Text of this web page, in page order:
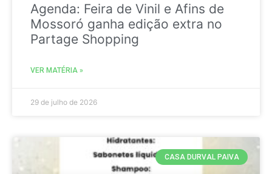
Agenda: Feira de Vinil e Afins de
Mossoró ganha edição extra no
Partage Shopping
VER MATÉRIA »
29 de julho de 2026
CASA DURVAL PAIVA